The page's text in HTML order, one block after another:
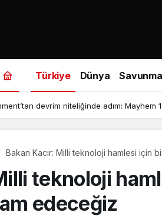
Türkiye Dünya Savunma
devrim niteliğinde adım:
Bakan Kacır: Milli teknoloji hamlesi için
teknoloji
edeceğiz